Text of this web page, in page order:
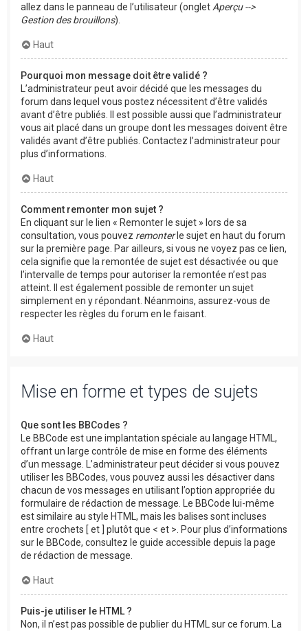
allez dans le panneau de l’utilisateur (onglet Aperçu -->
Gestion des brouillons).
Haut
Pourquoi mon message doit être validé ?
L’administrateur peut avoir décidé que les messages du
forum dans lequel vous postez nécessitent d’être validés
avant d’être publiés. Il est possible aussi que l’administrateur
vous ait placé dans un groupe dont les messages doivent être
validés avant d’être publiés. Contactez l’administrateur pour
plus d’informations.
Haut
Comment remonter mon sujet ?
En cliquant sur le lien « Remonter le sujet » lors de sa
consultation, vous pouvez remonterle sujet en haut du forum
sur la première page. Par ailleurs, si vous ne voyez pas ce lien,
cela signifie que la remontée de sujet est désactivée ou que
l’intervalle de temps pour autoriser la remontée n’est pas
atteint. Il est également possible de remonter un sujet
simplement en y répondant. Néanmoins, assurez-vous de
respecter les règles du forum en le faisant.
Haut
Mise en forme et types de sujets
Que sont les BBCodes ?
Le BBCode est une implantation spéciale au langage HTML,
offrant un large contrôle de mise en forme des éléments
d’un message. L’administrateur peut décider si vous pouvez
utiliser les BBCodes, vous pouvez aussi les désactiver dans
chacun de vos messages en utilisant l’option appropriée du
formulaire de rédaction de message. Le BBCode lui-même
est similaire au style HTML, mais les balises sont incluses
entre crochets [ et ] plutôt que < et >. Pour plus d’informations
sur le BBCode, consultez le guide accessible depuis la page
de rédaction de message.
Haut
Puis-je utiliser le HTML ?
Non, il n’est pas possible de publier du HTML sur ce forum. La